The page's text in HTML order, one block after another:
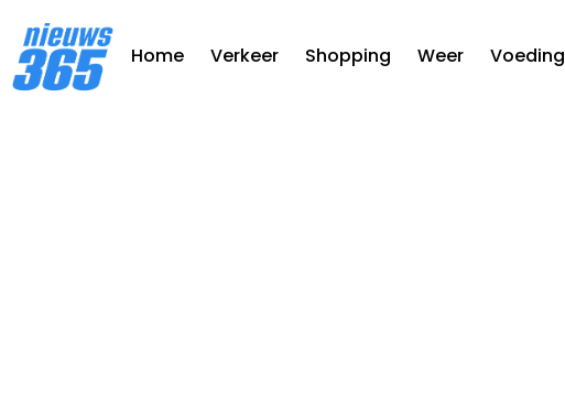
Home Verkeer Shopping Weer Voeding